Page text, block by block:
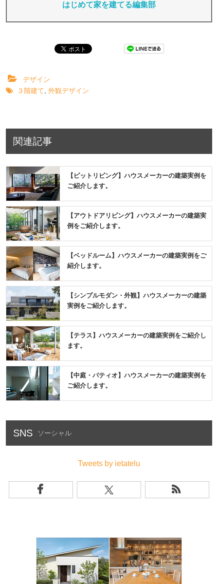
はじめて家を建てる編集部
デザイン
３階建て 外観デザイン
関連記事
【ピットリビング】ハウスメーカーの建築実例を
ご紹介します。
【アウトドアリビング】ハウスメーカーの建築実
例をご紹介します。
【ベッドルーム】ハウスメーカーの建築実例をご
紹介します。
【シンプルモダン・外観】ハウスメーカーの建築
実例をご紹介します。
【テラス】ハウスメーカーの建築実例をご紹介し
ます。
【中庭・パティオ】ハウスメーカーの建築実例を
ご紹介します。
SNS
Tweets by ietatelu